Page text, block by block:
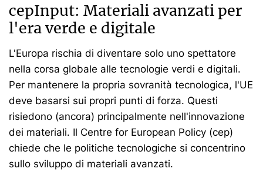
cepInput: Materiali avanzati per
l'era verde e digitale
L'Europa rischia di diventare solo uno spettatore
nella corsa globale alle tecnologie verdi e digitali.
Per mantenere la propria sovranità tecnologica, l'UE
deve basarsi sui propri punti di forza. Questi
risiedono (ancora) principalmente nell'innovazione
dei materiali. Il Centre for European Policy (cep)
chiede che le politiche tecnologiche si concentrino
sullo sviluppo di materiali avanzati.